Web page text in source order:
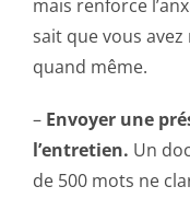
mais renforce
sait que vous avez
quand même.
– Envoyer une
l’entretien. Un
de 500 mots ne